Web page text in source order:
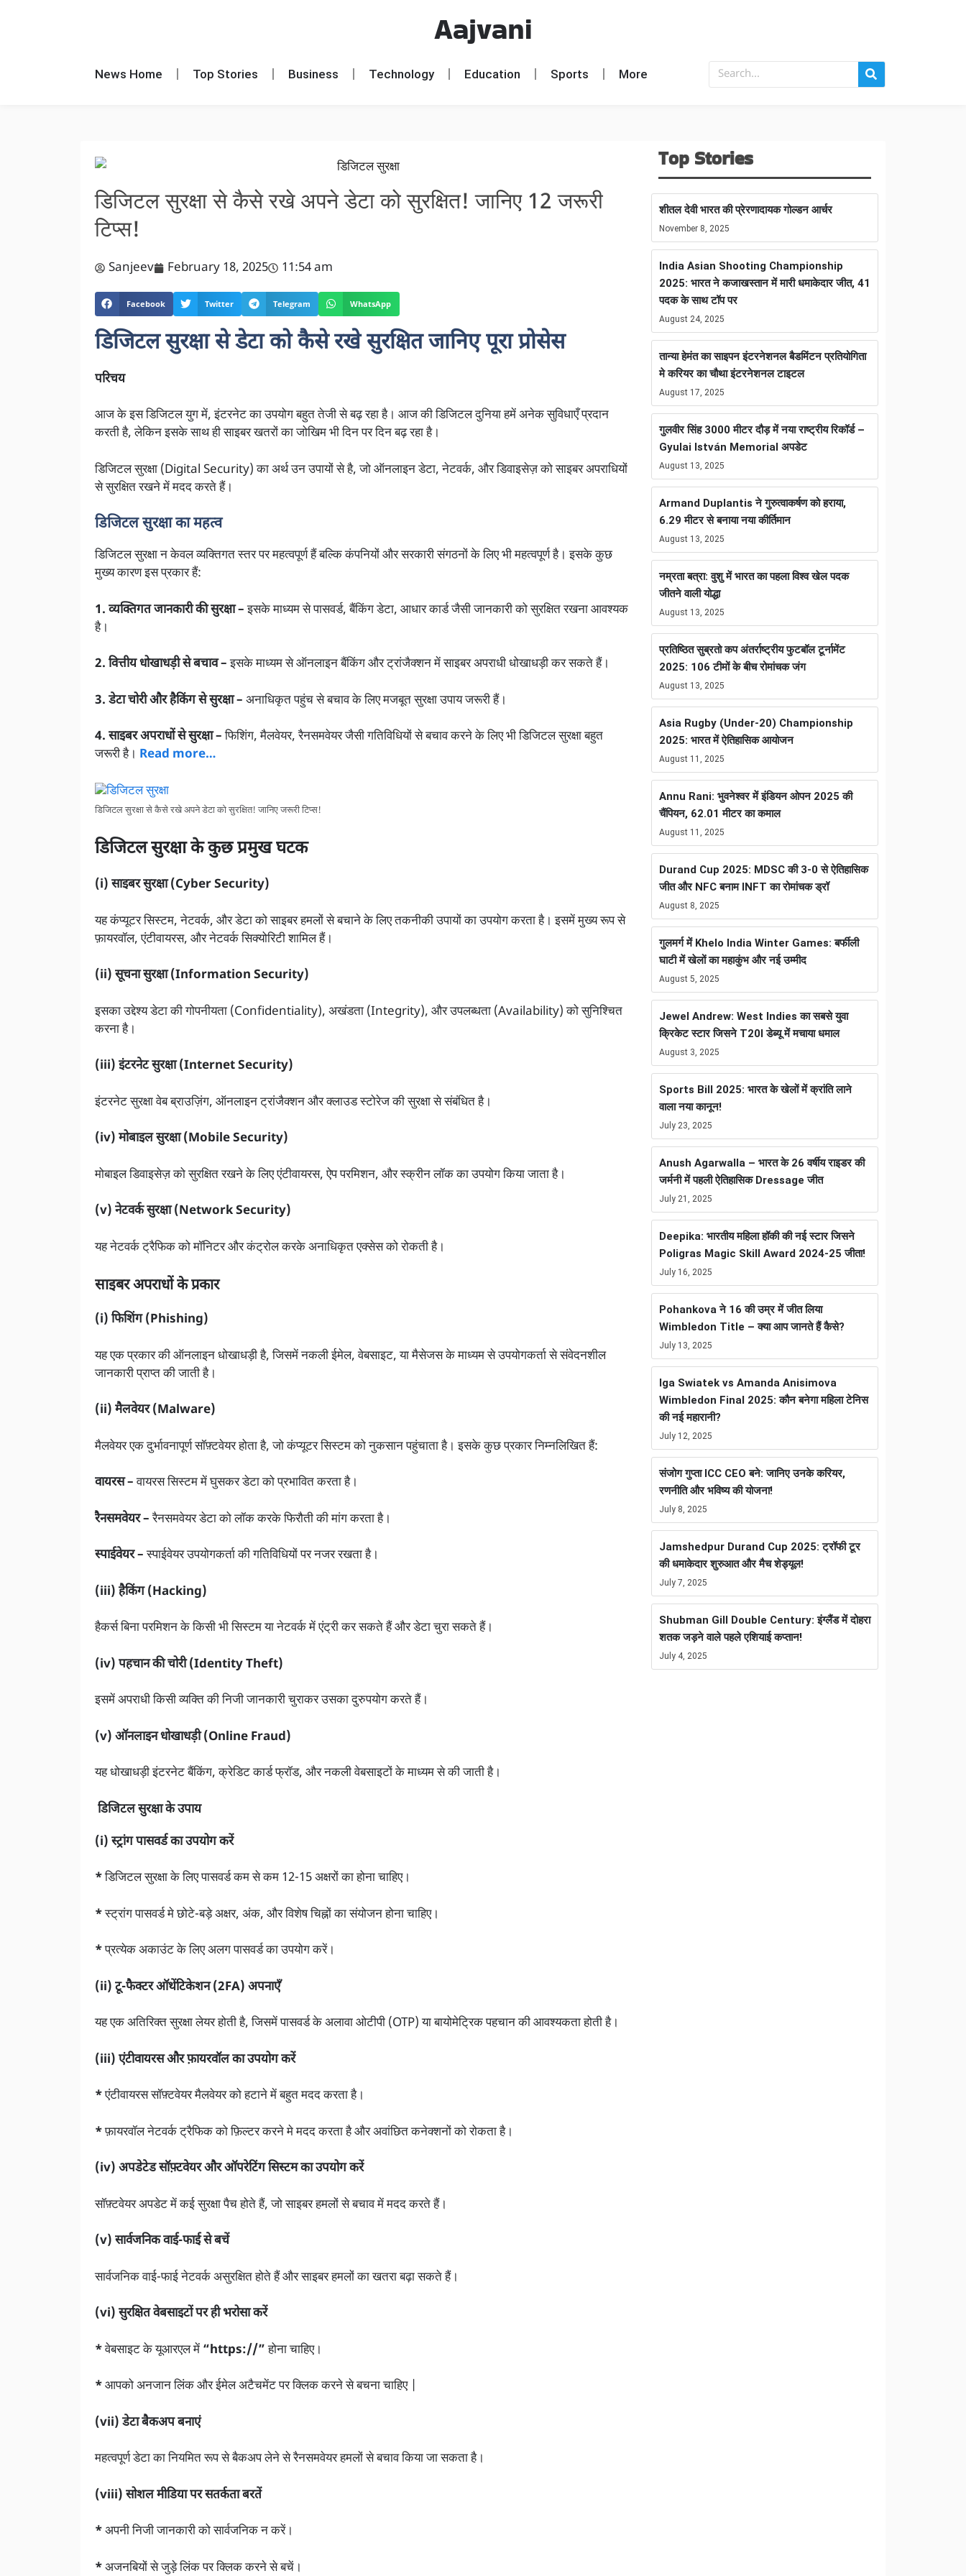
Aajvani
News Home Top Stories Business Technology Education Sports More
डिजिटल सुरक्षा से कैसे रखे अपने डेटा को सुरक्षित! जानिए 12 जरूरी
टिप्स!
Sanjeev February 18, 2025 11:54 am
Facebook Twitter Telegram WhatsApp
डिजिटल सुरक्षा से डेटा को कैसे रखे सुरक्षित जानिए पूरा प्रोसेस
परिचय
आज के इस डिजिटल युग में, इंटरनेट का उपयोग बहुत तेजी से बढ़ रहा है। आज की डिजिटल दुनिया हमें अनेक सुविधाएँ प्रदान
करती है, लेकिन इसके साथ ही साइबर खतरों का जोखिम भी दिन पर दिन बढ़ रहा है।
डिजिटल सुरक्षा (Digital Security) का अर्थ उन उपायों से है, जो ऑनलाइन डेटा, नेटवर्क, और डिवाइसेज़ को साइबर अपराधियों
से सुरक्षित रखने में मदद करते हैं।
डिजिटल सुरक्षा का महत्व
डिजिटल सुरक्षा न केवल व्यक्तिगत स्तर पर महत्वपूर्ण हैं बल्कि कंपनियों और सरकारी संगठनों के लिए भी महत्वपूर्ण है। इसके कुछ
मुख्य कारण इस प्रकार हैं:
1. व्यक्तिगत जानकारी की सुरक्षा –इसके माध्यम से पासवर्ड, बैंकिंग डेटा, आधार कार्ड जैसी जानकारी को सुरक्षित रखना आवश्यक
है।
2. वित्तीय धोखाधड़ी से बचाव –इसके माध्यम से ऑनलाइन बैंकिंग और ट्रांजैक्शन में साइबर अपराधी धोखाधड़ी कर सकते हैं।
3. डेटा चोरी और हैकिंग से सुरक्षा – अनाधिकृत पहुंच से बचाव के लिए मजबूत सुरक्षा उपाय जरूरी हैं।
4. साइबर अपराधों से सुरक्षा –फिशिंग, मैलवेयर, रैनसमवेयर जैसी गतिविधियों से बचाव करने के लिए भी डिजिटल सुरक्षा बहुत
जरूरी है। Read more…
डिजिटल सुरक्षा से कैसे रखे अपने डेटा को सुरक्षित! जानिए जरूरी टिप्स!
डिजिटल सुरक्षा के कुछ प्रमुख घटक
(i) साइबर सुरक्षा (Cyber Security)
यह कंप्यूटर सिस्टम, नेटवर्क, और डेटा को साइबर हमलों से बचाने के लिए तकनीकी उपायों का उपयोग करता है। इसमें मुख्य रूप से
फ़ायरवॉल, एंटीवायरस, और नेटवर्क सिक्योरिटी शामिल हैं।
(ii) सूचना सुरक्षा (Information Security)
इसका उद्देश्य डेटा की गोपनीयता (Confidentiality), अखंडता (Integrity), और उपलब्धता (Availability) को सुनिश्चित
करना है।
(iii) इंटरनेट सुरक्षा (Internet Security)
इंटरनेट सुरक्षा वेब ब्राउज़िंग, ऑनलाइन ट्रांजैक्शन और क्लाउड स्टोरेज की सुरक्षा से संबंधित है।
(iv) मोबाइल सुरक्षा (Mobile Security)
मोबाइल डिवाइसेज़ को सुरक्षित रखने के लिए एंटीवायरस, ऐप परमिशन, और स्क्रीन लॉक का उपयोग किया जाता है।
(v) नेटवर्क सुरक्षा (Network Security)
यह नेटवर्क ट्रैफिक को मॉनिटर और कंट्रोल करके अनाधिकृत एक्सेस को रोकती है।
साइबर अपराधों के प्रकार
(i) फिशिंग (Phishing)
यह एक प्रकार की ऑनलाइन धोखाधड़ी है, जिसमें नकली ईमेल, वेबसाइट, या मैसेजस के माध्यम से उपयोगकर्ता से संवेदनशील
जानकारी प्राप्त की जाती है।
(ii) मैलवेयर (Malware)
मैलवेयर एक दुर्भावनापूर्ण सॉफ़्टवेयर होता है, जो कंप्यूटर सिस्टम को नुकसान पहुंचाता है। इसके कुछ प्रकार निम्नलिखित हैं:
वायरस –वायरस सिस्टम में घुसकर डेटा को प्रभावित करता है।
रैनसमवेयर –रैनसमवेयर डेटा को लॉक करके फिरौती की मांग करता है।
स्पाईवेयर –स्पाईवेयर उपयोगकर्ता की गतिविधियों पर नजर रखता है।
(iii) हैकिंग (Hacking)
हैकर्स बिना परमिशन के किसी भी सिस्टम या नेटवर्क में एंट्री कर सकते हैं और डेटा चुरा सकते हैं।
(iv) पहचान की चोरी (Identity Theft)
इसमें अपराधी किसी व्यक्ति की निजी जानकारी चुराकर उसका दुरुपयोग करते हैं।
(v) ऑनलाइन धोखाधड़ी (Online Fraud)
यह धोखाधड़ी इंटरनेट बैंकिंग, क्रेडिट कार्ड फ्रॉड, और नकली वेबसाइटों के माध्यम से की जाती है।
डिजिटल सुरक्षा के उपाय
(i) स्ट्रांग पासवर्ड का उपयोग करें
*डिजिटल सुरक्षा के लिए पासवर्ड कम से कम 12-15 अक्षरों का होना चाहिए।
*स्ट्रांग पासवर्ड मे छोटे-बड़े अक्षर, अंक, और विशेष चिह्नों का संयोजन होना चाहिए।
*प्रत्येक अकाउंट के लिए अलग पासवर्ड का उपयोग करें।
(ii) टू-फैक्टर ऑथेंटिकेशन (2FA) अपनाएँ
यह एक अतिरिक्त सुरक्षा लेयर होती है, जिसमें पासवर्ड के अलावा ओटीपी (OTP) या बायोमेट्रिक पहचान की आवश्यकता होती है।
(iii) एंटीवायरस और फ़ायरवॉल का उपयोग करें
*एंटीवायरस सॉफ़्टवेयर मैलवेयर को हटाने में बहुत मदद करता है।
*फ़ायरवॉल नेटवर्क ट्रैफिक को फ़िल्टर करने मे मदद करता है और अवांछित कनेक्शनों को रोकता है।
(iv) अपडेटेड सॉफ़्टवेयर और ऑपरेटिंग सिस्टम का उपयोग करें
सॉफ़्टवेयर अपडेट में कई सुरक्षा पैच होते हैं, जो साइबर हमलों से बचाव में मदद करते हैं।
(v) सार्वजनिक वाई-फाई से बचें
सार्वजनिक वाई-फाई नेटवर्क असुरक्षित होते हैं और साइबर हमलों का खतरा बढ़ा सकते हैं।
(vi) सुरक्षित वेबसाइटों पर ही भरोसा करें
*वेबसाइट के यूआरएल में “https://”होना चाहिए।
*आपको अनजान लिंक और ईमेल अटैचमेंट पर क्लिक करने से बचना चाहिए |
(vii) डेटा बैकअप बनाएं
महत्वपूर्ण डेटा का नियमित रूप से बैकअप लेने से रैनसमवेयर हमलों से बचाव किया जा सकता है।
(viii) सोशल मीडिया पर सतर्कता बरतें
*अपनी निजी जानकारी को सार्वजनिक न करें।
*अजनबियों से जुड़े लिंक पर क्लिक करने से बचें।
Top Stories
शीतल देवी भारत की प्रेरणादायक गोल्डन आर्चर
November 8, 2025
India Asian Shooting Championship
2025: भारत ने कजाखस्तान में मारी धमाकेदार जीत, 41
पदक के साथ टॉप पर
August 24, 2025
तान्या हेमंत का साइपन इंटरनेशनल बैडमिंटन प्रतियोगिता
मे करियर का चौथा इंटरनेशनल टाइटल
August 17, 2025
गुलवीर सिंह 3000 मीटर दौड़ में नया राष्ट्रीय रिकॉर्ड –
Gyulai István Memorial अपडेट
August 13, 2025
Armand Duplantis ने गुरुत्वाकर्षण को हराया,
6.29 मीटर से बनाया नया कीर्तिमान
August 13, 2025
नम्रता बत्रा: वुशु में भारत का पहला विश्व खेल पदक
जीतने वाली योद्धा
August 13, 2025
प्रतिष्ठित सुब्रतो कप अंतर्राष्ट्रीय फुटबॉल टूर्नामेंट
2025: 106 टीमों के बीच रोमांचक जंग
August 13, 2025
Asia Rugby (Under-20) Championship
2025: भारत में ऐतिहासिक आयोजन
August 11, 2025
Annu Rani: भुवनेश्वर में इंडियन ओपन 2025 की
चैंपियन, 62.01 मीटर का कमाल
August 11, 2025
Durand Cup 2025: MDSC की 3-0 से ऐतिहासिक
जीत और NFC बनाम INFT का रोमांचक ड्रॉ
August 8, 2025
गुलमर्ग में Khelo India Winter Games: बर्फीली
घाटी में खेलों का महाकुंभ और नई उम्मीद
August 5, 2025
Jewel Andrew: West Indies का सबसे युवा
क्रिकेट स्टार जिसने T20I डेब्यू में मचाया धमाल
August 3, 2025
Sports Bill 2025: भारत के खेलों में क्रांति लाने
वाला नया कानून!
July 23, 2025
Anush Agarwalla – भारत के 26 वर्षीय राइडर की
जर्मनी में पहली ऐतिहासिक Dressage जीत
July 21, 2025
Deepika: भारतीय महिला हॉकी की नई स्टार जिसने
Poligras Magic Skill Award 2024-25 जीता!
July 16, 2025
Pohankova ने 16 की उम्र में जीत लिया
Wimbledon Title – क्या आप जानते हैं कैसे?
July 13, 2025
Iga Swiatek vs Amanda Anisimova
Wimbledon Final 2025: कौन बनेगा महिला टेनिस
की नई महारानी?
July 12, 2025
संजोग गुप्ता ICC CEO बने: जानिए उनके करियर,
रणनीति और भविष्य की योजना!
July 8, 2025
Jamshedpur Durand Cup 2025: ट्रॉफी टूर
की धमाकेदार शुरुआत और मैच शेड्यूल!
July 7, 2025
Shubman Gill Double Century: इंग्लैंड में दोहरा
शतक जड़ने वाले पहले एशियाई कप्तान!
July 4, 2025